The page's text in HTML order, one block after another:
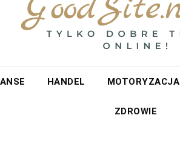
HANDEL MOTORYZACJA
ZDROWIE